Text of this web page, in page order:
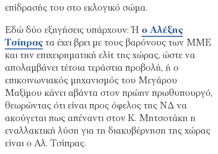
επίδρασής του στο εκλογικό σώμα.
Εδώ δύο εξηγήσεις υπάρχουν: Ή ο Αλέξης
Τσίπρας τα έχει βρει με τους βαρόνους των ΜΜΕ
και την επιχειρηματική ελίτ της χώρας, ώστε να
απολαμβάνει τέτοια τεράστια προβολή, ή ο
επικοινωνιακός μηχανισμός του Μεγάρου
Μαξίμου κάνει αβάντα στον πρώην πρωθυπουργό,
θεωρώντας ότι είναι προς όφελος της ΝΔ να
ακούγεται πως απέναντι στον Κ. Μητσοτάκη η
εναλλακτική λύση για τη διακυβέρνηση της χώρας
είναι ο Αλ. Τσίπρας.